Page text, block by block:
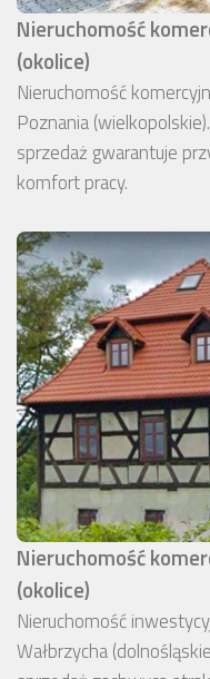
Nieruchomość
(okolice)
Nieruchomość
Poznania
sprzedaż gwarantuje
komfort pracy.
Nieruchomość
(okolice)
Nieruchomość
Wałbrzycha